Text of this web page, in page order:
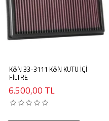
K&N 33-3111 K&N KUTU İÇİ
FİLTRE
6.500,00 TL